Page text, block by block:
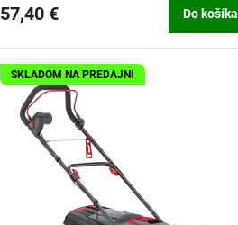
57,40 € Do košíka
SKLADOM NA PREDAJNI